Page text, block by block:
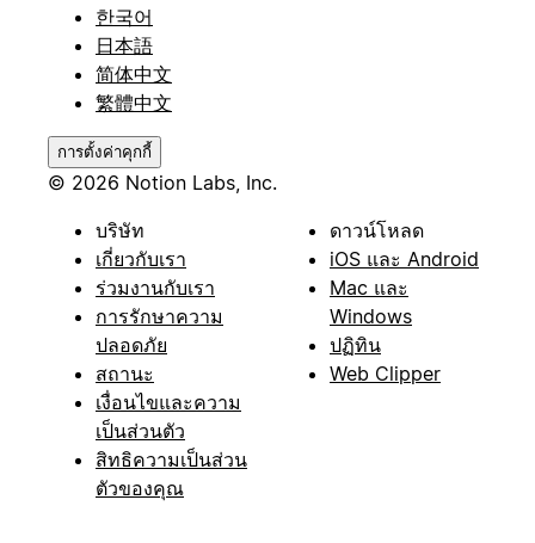
한국어
日本語
简体中文
繁體中文
การตั้งค่าคุกกี้
© 2026 Notion Labs, Inc.
บริษัท
เกี่ยวกับเรา
ร่วมงานกับเรา
การรักษาความ
ปลอดภัย
สถานะ
เงื่อนไขและความ
เป็นส่วนตัว
สิทธิความเป็นส่วน
ตัวของคุณ
ดาวน์โหลด
iOS และ Android
Mac และ
Windows
ปฏิทิน
Web Clipper